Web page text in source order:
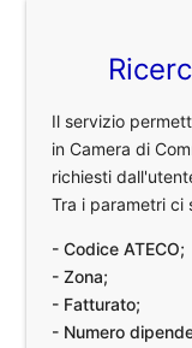
Il servizio
in Camera di
richiesti
Tra i parametri ci
- Codice ATECO;
- Zona;
- Fatturato;
- Numero